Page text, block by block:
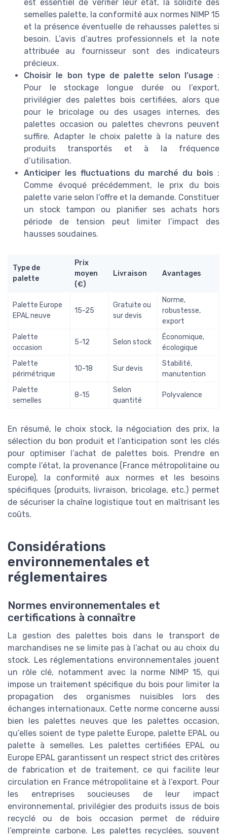
est essentiel de vérifier leur état, la solidité des
semelles palette, la conformité aux normes NIMP 15
et la présence éventuelle de rehausses palettes si
besoin. L’avis d’autres professionnels et la note
attribuée au fournisseur sont des indicateurs
précieux.
Choisir le bon type de palette selon l’usage :
Pour le stockage longue durée ou l’export,
privilégier des palettes bois certifiées, alors que
pour le bricolage ou des usages internes, des
palettes occasion ou palettes chevrons peuvent
suffire. Adapter le choix palette à la nature des
produits transportés et à la fréquence
d’utilisation.
Anticiper les fluctuations du marché du bois :
Comme évoqué précédemment, le prix du bois
palette varie selon l’offre et la demande. Constituer
un stock tampon ou planifier ses achats hors
période de tension peut limiter l’impact des
hausses soudaines.
Type de
palette
Prix
moyen
(€)
Livraison Avantages
Palette Europe
EPAL neuve
15-25
Gratuite ou
sur devis
Norme,
robustesse,
export
Palette
occasion
5-12 Selon stock
Économique,
écologique
Palette
périmétrique
10-18 Sur devis
Stabilité,
manutention
Palette
semelles
8-15
Selon
quantité
Polyvalence
En résumé, le choix stock, la négociation des prix, la
sélection du bon produit et l’anticipation sont les clés
pour optimiser l’achat de palettes bois. Prendre en
compte l’état, la provenance (France métropolitaine ou
Europe), la conformité aux normes et les besoins
spécifiques (produits, livraison, bricolage, etc.) permet
de sécuriser la chaîne logistique tout en maîtrisant les
coûts.
Considérations
environnementales et
réglementaires
Normes environnementales et
certifications à connaître
La gestion des palettes bois dans le transport de
marchandises ne se limite pas à l’achat ou au choix du
stock. Les réglementations environnementales jouent
un rôle clé, notamment avec la norme NIMP 15, qui
impose un traitement spécifique du bois pour limiter la
propagation des organismes nuisibles lors des
échanges internationaux. Cette norme concerne aussi
bien les palettes neuves que les palettes occasion,
qu’elles soient de type palette Europe, palette EPAL ou
palette à semelles. Les palettes certifiées EPAL ou
Europe EPAL garantissent un respect strict des critères
de fabrication et de traitement, ce qui facilite leur
circulation en France métropolitaine et à l’export. Pour
les entreprises soucieuses de leur impact
environnemental, privilégier des produits issus de bois
recyclé ou de bois occasion permet de réduire
l’empreinte carbone. Les palettes recyclées, souvent